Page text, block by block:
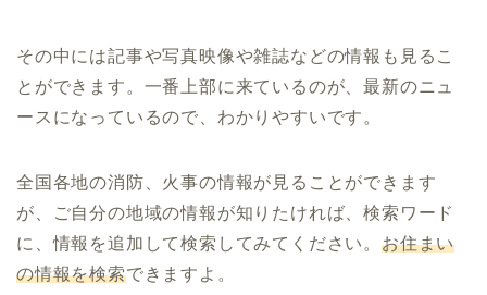
その中には記事や写真映像や雑誌などの情報も見るこ
とができます。一番上部に来ているのが、最新のニュ
ースになっているので、わかりやすいです。
全国各地の消防、火事の情報が見ることができます
が、ご自分の地域の情報が知りたければ、検索ワード
に、情報を追加して検索してみてください。 お住まい
の情報を検索できますよ。